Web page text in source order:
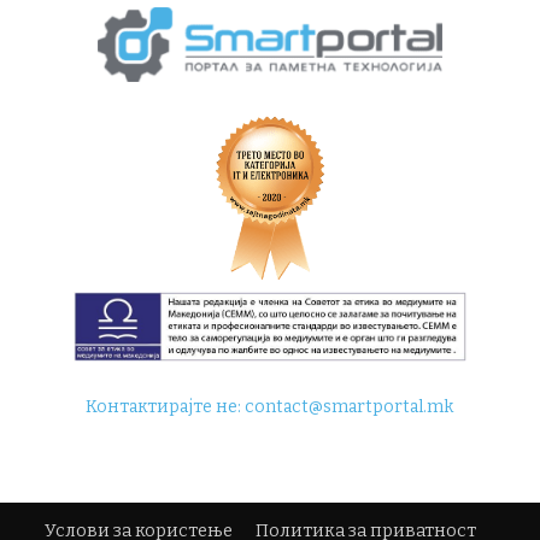
Контактирајте не:contact@smartportal.mk
Услови за користење Политика за приватност